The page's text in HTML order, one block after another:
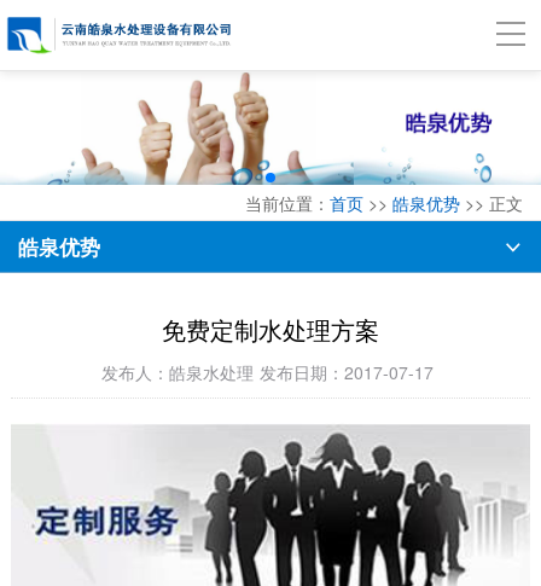
当前位置： 首页 >> 皓泉优势 >> 正文
皓泉优势
免费定制水处理方案
发布人：皓泉水处理 发布日期：2017-07-17